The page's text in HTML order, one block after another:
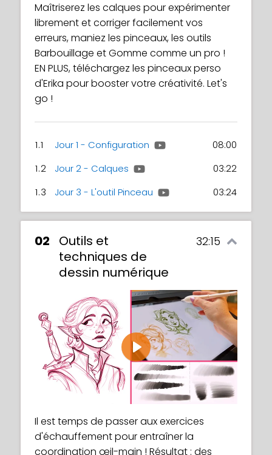
Maîtriserez les calques pour expérimenter
librement et corriger facilement vos
erreurs, maniez les pinceaux, les outils
Barbouillage et Gomme comme un pro !
EN PLUS, téléchargez les pinceaux perso
d'Erika pour booster votre créativité. Let's
go !
1.1 Jour 1 - Configuration
08:00
1.2
Jour 2 - Calques
03:22
1.3
Jour 3 - L'outil Pinceau 03:24
02
Outils et
techniques de
dessin numérique
32:15
Play
Il est temps de passer aux exercices
d'échauffement pour entraîner la
coordination œil-main ! Résultat : des